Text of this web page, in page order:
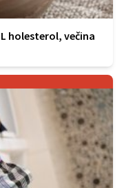
holesterol, večina